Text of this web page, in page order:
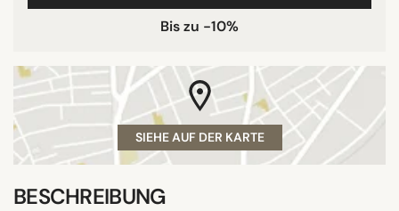
Bis zu -10%
SIEHE AUF DER KARTE
BESCHREIBUNG